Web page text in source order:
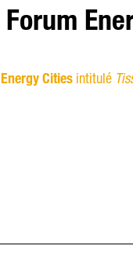
Cities intitulé